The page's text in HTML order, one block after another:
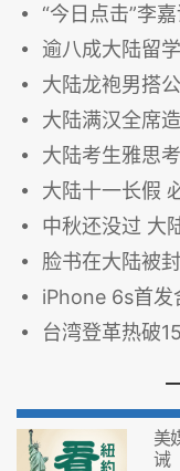
“今日点击”李
逾八成大陆留
大陆龙袍男搭
大陆满汉全席
大陆考生雅思
大陆十一长假
中秋还没过 大
脸书在大陆被
iPhone 6s首发
台湾登革热破
美
诫